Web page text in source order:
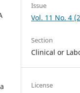
Issue
Vol. 11 No. 4
Section
Clinical or
License